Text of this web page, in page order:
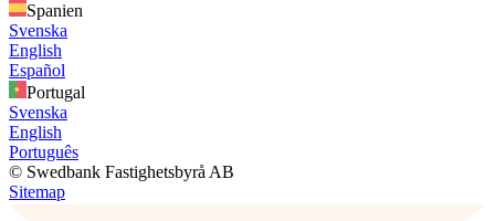
Spanien
Svenska
English
Español
Portugal
Svenska
English
Português
© Swedbank Fastighetsbyrå AB
Sitemap